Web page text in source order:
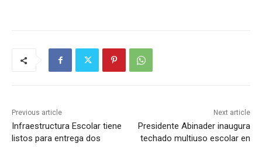
Previous article
Infraestructura Escolar tiene
listos para entrega dos
Next article
Presidente Abinader inaugura
techado multiuso escolar en